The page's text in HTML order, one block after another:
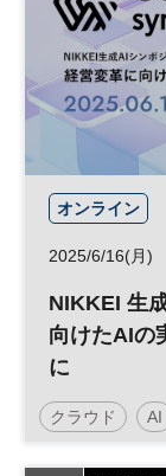
オンライン
2025/6/16(月)
NIKKEI 生
向けたAIの
に
クラウド AI